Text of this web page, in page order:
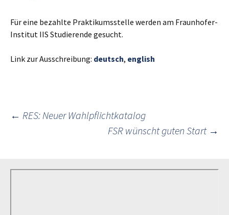
Für eine bezahlte Praktikumsstelle werden am Fraunhofer-
Institut IIS Studierende gesucht.
Link zur Ausschreibung: deutsch, english
Post
← RES: Neuer Wahlpflichtkatalog
FSR wünscht guten Start →